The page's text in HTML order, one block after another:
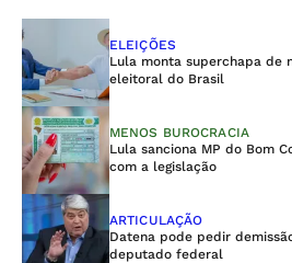
ELEIÇÕES
Lula monta superchapa de
eleitoral do Brasil
MENOS BUROCRACIA
Lula sanciona MP do Bom
com a legislação
ARTICULAÇÃO
Datena pode pedir
deputado federal